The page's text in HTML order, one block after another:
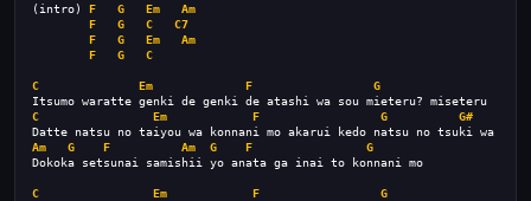
(intro) F G Em
Am
F
G C
C7
F
G Em
Am
F
G C
C Em F
G
Itsumo waratte genki de genki de atashi wa sou mieteru? miseteru
C
Em F G
G#
Datte natsu no taiyou wa konnani mo akarui kedo natsu no tsuki wa
Am
G F Am G F
G
Dokoka setsunai samishii yo anata ga inai to konnani mo
C Em F
G